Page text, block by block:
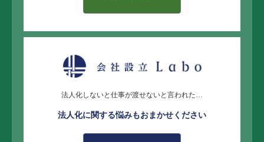
法人化しないと仕事が渡せないと言われた…
法人化に関する悩みもおまかせください